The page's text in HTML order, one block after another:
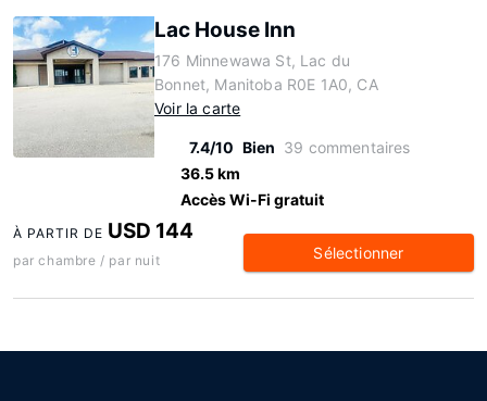
Lac House Inn
176 Minnewawa St, Lac du
Bonnet, Manitoba R0E 1A0, CA
Voir la carte
7.4/10 Bien 39 commentaires
36.5 km
Accès Wi-Fi gratuit
À PARTIR DE USD 144
par chambre / par nuit Sélectionner